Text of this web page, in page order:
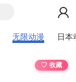
无限动漫 日本
♡ 收藏